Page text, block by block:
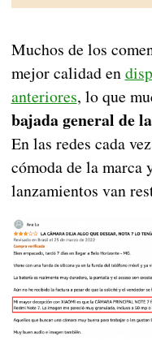
Muchos de los
mejor calidad en
anteriores, lo que
bajada general de
En las redes cada
cómoda de la marca
lanzamientos van